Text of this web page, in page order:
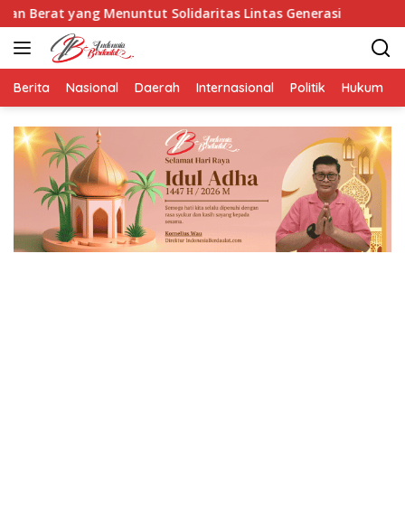
Langsung
ke
konten
Menuntut Solidaritas Lintas Generasi Kalapas
Berita Nasional Daerah Internasional Politik Hukum